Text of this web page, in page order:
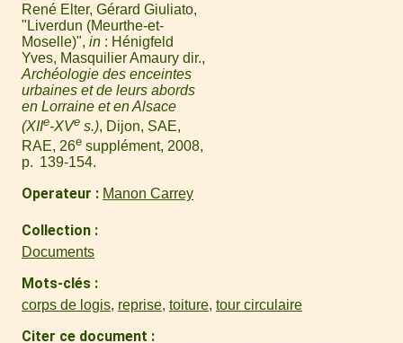
René Elter, Gérard Giuliato,
"Liverdun (Meurthe-et-
Moselle)", in : Hénigfeld
Yves, Masquilier Amaury dir.,
Archéologie des enceintes
urbaines et de leurs abords
en Lorraine et en Alsace
(XIIe-XVe s.), Dijon, SAE,
RAE, 26e supplément, 2008,
p. 139-154.
Operateur Manon Carrey
Collection
Documents
Mots-clés
corps de logis, reprise, toiture, tour circulaire
Citer ce document